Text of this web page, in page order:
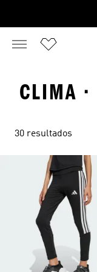
CLIMA
30 resultados